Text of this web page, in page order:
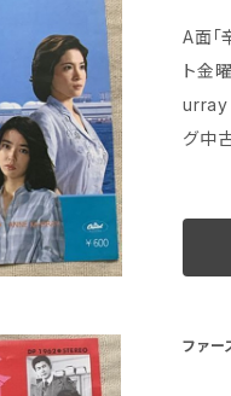
A面「
ト金曜ドラマ「幸福
urray ジャケットの状態は特に問題ないように見えます 盤はヘッドフォンで試聴済みで、当時のアナロ
グ中
ファー